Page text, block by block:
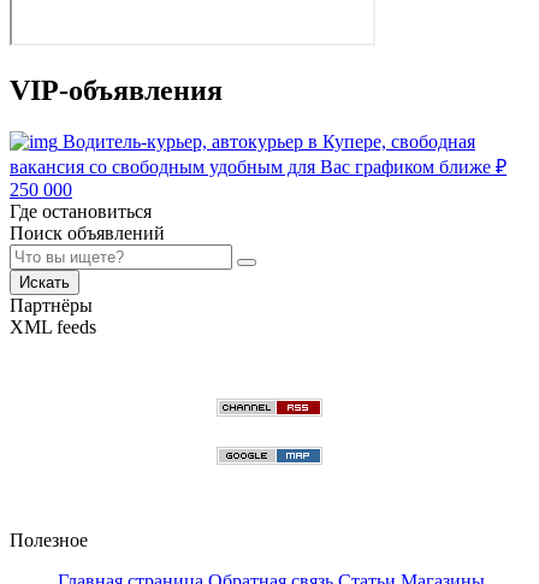
VIP-объявления
Водитель-курьер, автокурьер в Купере, свободная
вакансия со свободным удобным для Вас графиком ближе ₽
250 000
Где остановиться
Поиск объявлений
Искать
Партнёры
XML feeds
Полезное